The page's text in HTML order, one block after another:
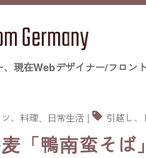
Germany
、現在Webデザイナー/フロ
、料理、 日常生活 | 引越し 、
「鴨南蛮そば」